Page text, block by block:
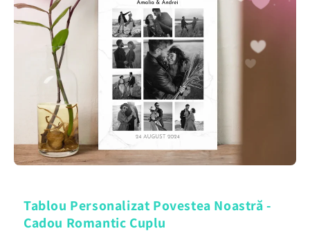
Tablou Personalizat Povestea Noastră -
Cadou Romantic Cuplu